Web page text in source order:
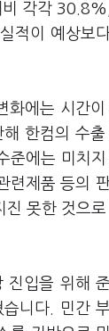
비 각각
적이 예상보
화에는 시간이
한컴의 수출
에는 미치지
련제품 등의
못한 것으로
입을 위해 준
니다. 민간